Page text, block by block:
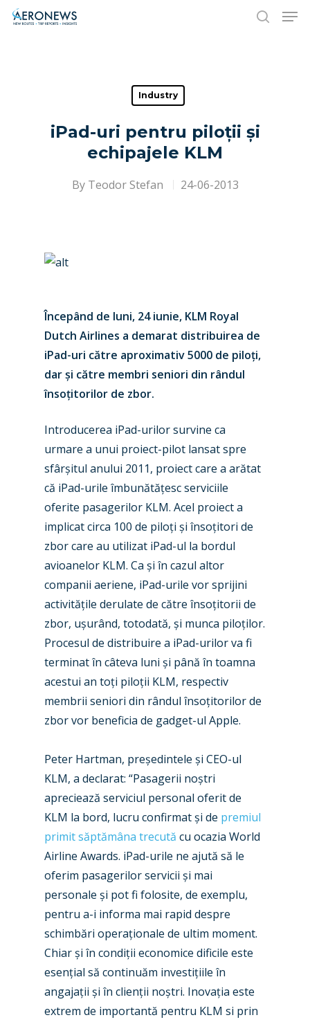
Hit enter to search or ESC to close
Industry
iPad-uri pentru piloții și
echipajele KLM
By Teodor Stefan 24-06-2013
Începând de luni, 24 iunie, KLM Royal
Dutch Airlines a demarat distribuirea de
iPad-uri către aproximativ 5000 de piloți,
dar și către membri seniori din rândul
însoțitorilor de zbor.
Introducerea iPad-urilor survine ca
urmare a unui proiect-pilot lansat spre
sfârșitul anului 2011, proiect care a arătat
că iPad-urile îmbunătățesc serviciile
oferite pasagerilor KLM. Acel proiect a
implicat circa 100 de piloți și însoțitori de
zbor care au utilizat iPad-ul la bordul
avioanelor KLM. Ca și în cazul altor
companii aeriene, iPad-urile vor sprijini
activitățile derulate de către însoțitorii de
zbor, ușurând, totodată, și munca piloților.
Procesul de distribuire a iPad-urilor va fi
terminat în câteva luni și până în toamna
acestui an toți piloții KLM, respectiv
membrii seniori din rândul însoțitorilor de
zbor vor beneficia de gadget-ul Apple.
Peter Hartman, președintele și CEO-ul
KLM, a declarat: “Pasagerii noștri
apreciează serviciul personal oferit de
KLM la bord, lucru confirmat și de premiul
primit săptămâna trecută cu ocazia World
Airline Awards. iPad-urile ne ajută să le
oferim pasagerilor servicii și mai
personale și pot fi folosite, de exemplu,
pentru a-i informa mai rapid despre
schimbări operaționale de ultim moment.
Chiar și în condiții economice dificile este
esențial să continuăm investițiile în
angajații și în clienții noștri. Inovația este
extrem de importantă pentru KLM si prin
New Routes
Accidents / Incidents
Airshows
Dubai 2025
Paris 2025
Farnborough 2024
Paris 2023
Farnborough 2022
Dubai 2019
Paris 2019
Business Jets
Military
Trip Reports
Marketplace
Jobs
Contact